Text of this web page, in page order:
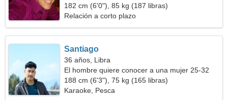
182 cm (6'0"), 85 kg (187 libras)
Relación a corto plazo
Santiago
36 años, Libra
El hombre quiere conocer a una mujer 25-32
188 cm (6'3"), 75 kg (165 libras)
Karaoke, Pesca